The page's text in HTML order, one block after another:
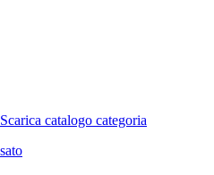
Scarica catalogo categoria